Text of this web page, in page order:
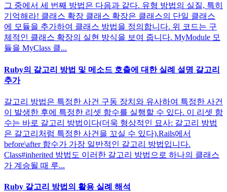
그 중에서 세 번째 방법은 다음과 같다. 유형 방법의 실질, 특히
기억해라! 클래스 확장 클래스 확장은 클래스의 단일 클래스
에 모듈을 추가하여 클래스 방법을 정의합니다. 위 코드는 구
체적인 클래스 확장의 실현 방식을 보여 줍니다. MyModule 모
듈을 MyClass 클...
Ruby의 갈고리 방법 및 메소드 호출에 대한 실례 설명 갈고리
추가
갈고리 방법은 특정한 사건 구동 장치와 유사하여 특정한 사건
이 발생한 후에 특정한 리셋 함수를 실행할 수 있다. 이 리셋 함
수는 바로 갈고리 방법이다(더욱 형상적인 묘사: 갈고리 방법
은 갈고리처럼 특정한 사건을 꼬실 수 있다).Rails에서
before\after 함수가 가장 일반적인 갈고리 방법입니다.
Class#inherited 방법도 이러한 갈고리 방법으로 하나의 클래스
가 계승될 때 루...
Ruby 갈고리 방법의 활용 실례 해석